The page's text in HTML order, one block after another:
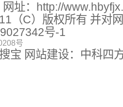
址： http://
（C）版权所有 并对
号-1
号
宝 网站建设：中科四